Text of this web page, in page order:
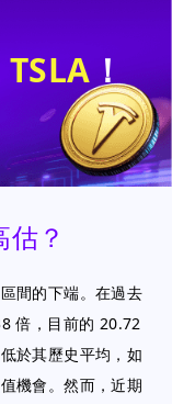
！
？
間的下端。在過去
倍，目前的 20.72
於其歷史平均，如
機會。然而，近期